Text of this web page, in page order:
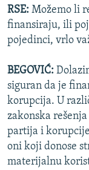
RSE: Možemo li
finansiraju, ili
pojedinci, vrlo
BEGOVIĆ:
siguran da je
korupcija. U
zakonska
partija i
oni koji donose
materijalnu